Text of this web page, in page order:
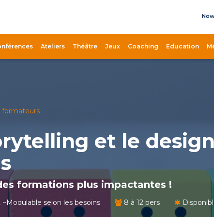
d'accueil
Ateliers Théâtre Jeux Coaching Education
formateurs
et le
formations plus impactantes !
~Modulable selon les besoins 8 à 12 pers